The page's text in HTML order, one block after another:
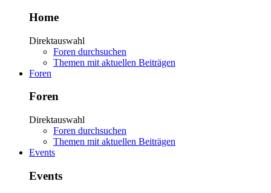
Home
Direktauswahl
Foren durchsuchen
Themen mit aktuellen Beiträgen
Foren
Foren
Direktauswahl
Foren durchsuchen
Themen mit aktuellen Beiträgen
Events
Events